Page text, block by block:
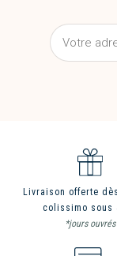
Livraison offerte
colissimo sous
*jours ouvrés